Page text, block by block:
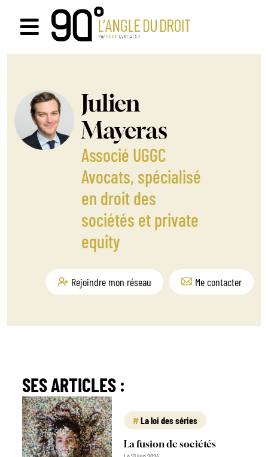
contenuNavigation
bascule
Julien
Mayeras
Associé UGGC
Avocats, spécialisé
en droit des
sociétés et private
equity
Rejoindre mon réseau Me contacter
SES ARTICLES :
La loi des séries
La fusion de sociétés